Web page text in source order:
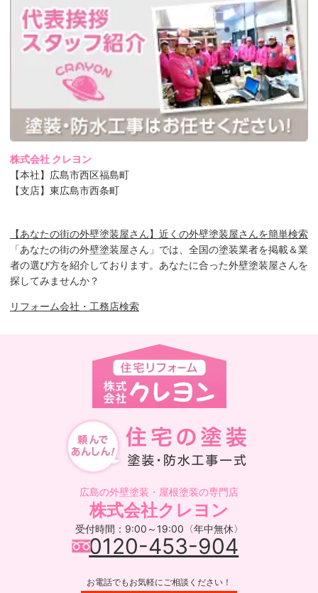
株式会社 クレヨン
【本社】広島市西区福島町
【支店】東広島市西条町
【あなたの街の外壁塗装屋さん】近くの外壁塗装屋さんを簡単検索
「あなたの街の外壁塗装屋さん」では、全国の塗装業者を掲載＆業
者の選び方を紹介しております。あなたに合った外壁塗装屋さんを
探してみませんか？
リフォーム会社・工務店検索
広島の外壁塗装・屋根塗装の専門店
株式会社クレヨン
受付時間：9:00～19:00〈年中無休〉
0120-453-904
お電話でもお気軽にご相談ください！